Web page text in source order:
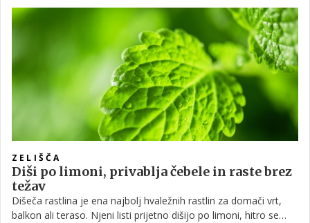
dobivajo rjave lise, rastlina izgublja moč, stebla venijo, plodovi
pa začnejo gniti.
ZELIŠČA
Diši po limoni, privablja čebele in raste brez
težav
Dišeča rastlina je ena najbolj hvaležnih rastlin za domači vrt,
balkon ali teraso. Njeni listi prijetno dišijo po limoni, hitro se